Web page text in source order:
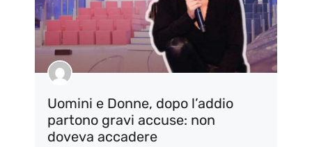
Uomini e Donne, dopo l’addio
partono gravi accuse: non
doveva accadere